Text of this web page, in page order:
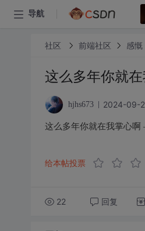
导航
社区 前端社区 感慨
这么多年你就
hjhs673 2024-09-
这么多年你就在我掌心
给本帖投票
22 回复